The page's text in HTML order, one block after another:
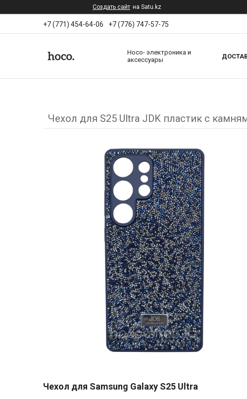
Создать сайт на Satu.kz
+7 (771) 454-64-06 +7 (776) 747-57-75
Hoco- электроника и
аксессуары
Чехол для S25 Ultra JDK пластик с
Чехол для Samsung Galaxy S25 Ultra